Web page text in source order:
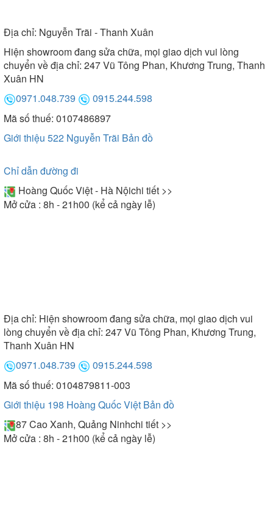
Địa chỉ: Nguyễn Trãi - Thanh Xuân
Hiện showroom đang sửa chữa, mọi giao dịch vui lòng
chuyển về địa chỉ: 247 Vũ Tông Phan, Khương Trung, Thanh
Xuân HN
0971.048.739
0915.244.598
Mã số thuế: 0107486897
Giới thiệu 522 Nguyễn Trãi Bản đồ
Chỉ dẫn đường đi
Hoàng Quốc Việt - Hà Nộichi tiết >>
Mở cửa : 8h - 21h00 (kể cả ngày lễ)
Địa chỉ: Hiện showroom đang sửa chữa, mọi giao dịch vui
lòng chuyển về địa chỉ: 247 Vũ Tông Phan, Khương Trung,
Thanh Xuân HN
0971.048.739
0915.244.598
Mã số thuế: 0104879811-003
Giới thiệu 198 Hoàng Quốc Việt Bản đồ
87 Cao Xanh, Quảng Ninhchi tiết >>
Mở cửa : 8h - 21h00 (kể cả ngày lễ)